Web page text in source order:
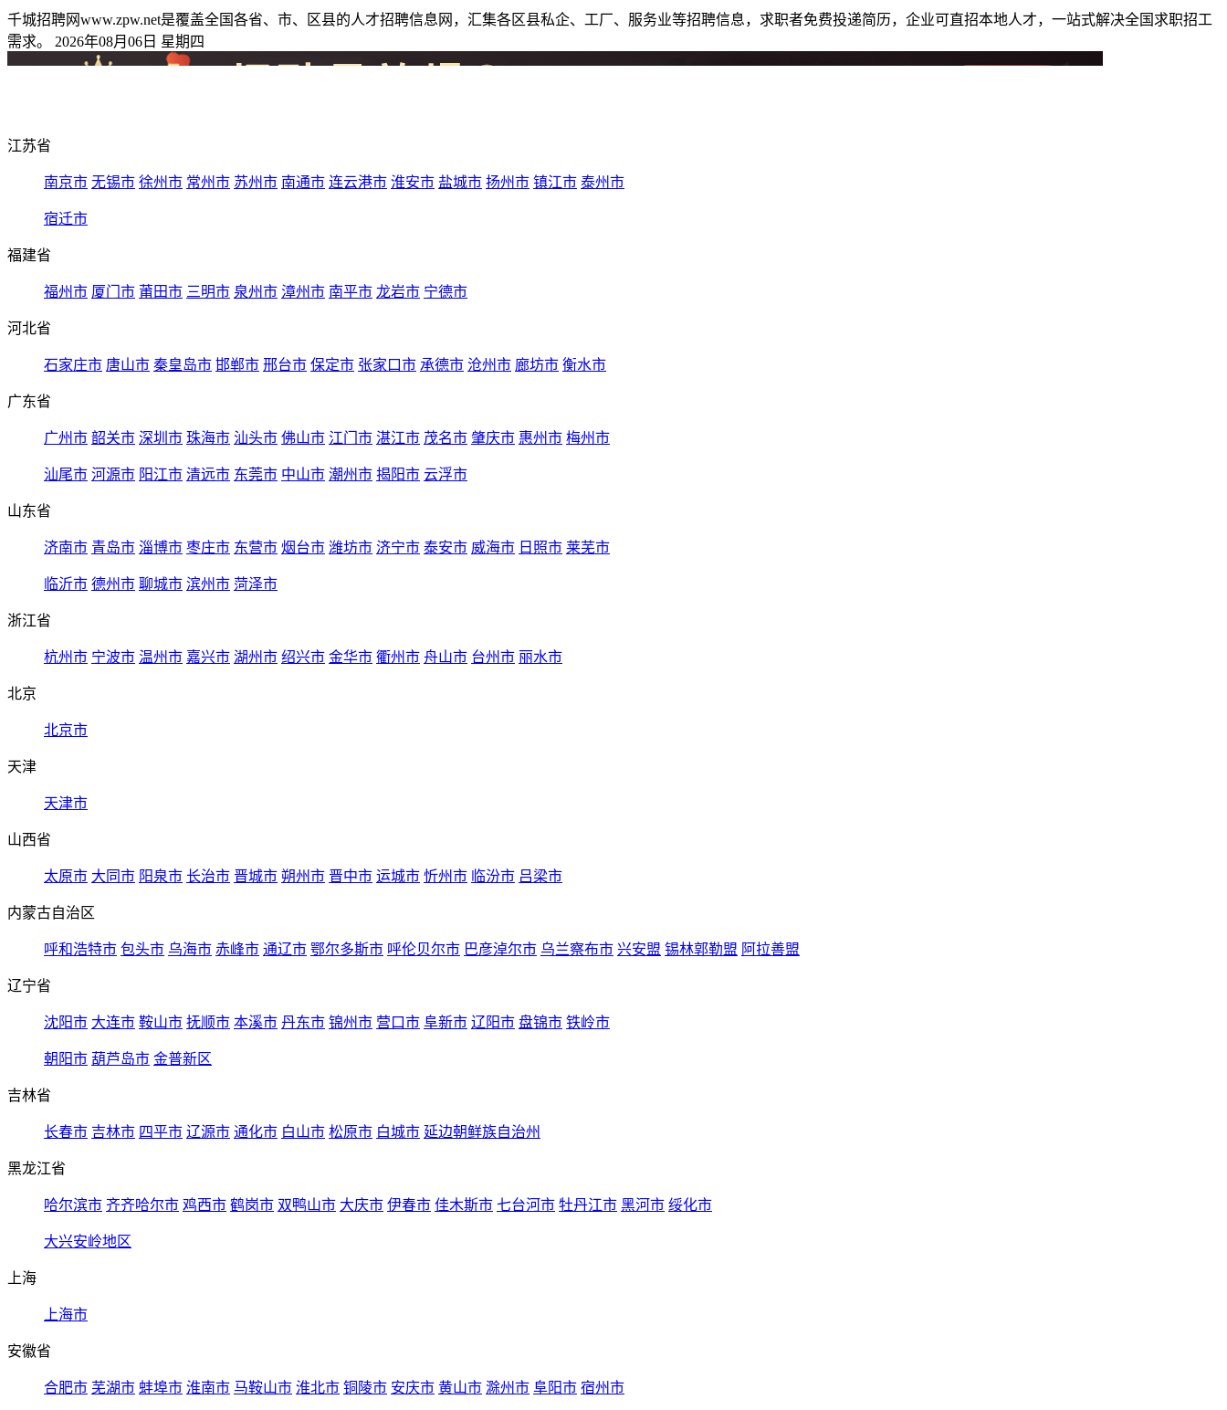
千城招聘网www.zpw.net是覆盖全国各省、市、区县的人才招聘信息网，汇集各区县私企、工厂、服务业等招聘信息，求职者免费投递简历，企业可直招本地人才，一站式解决全国求职招工
需求。 2026年08月06日 星期四
江苏省
南京市 无锡市 徐州市 常州市 苏州市 南通市 连云港市 淮安市 盐城市 扬州市 镇江市 泰州市
宿迁市
福建省
福州市 厦门市 莆田市 三明市 泉州市 漳州市 南平市 龙岩市 宁德市
河北省
石家庄市 唐山市 秦皇岛市 邯郸市 邢台市 保定市 张家口市 承德市 沧州市 廊坊市 衡水市
广东省
广州市 韶关市 深圳市 珠海市 汕头市 佛山市 江门市 湛江市 茂名市 肇庆市 惠州市 梅州市
汕尾市 河源市 阳江市 清远市 东莞市 中山市 潮州市 揭阳市 云浮市
山东省
济南市 青岛市 淄博市 枣庄市 东营市 烟台市 潍坊市 济宁市 泰安市 威海市 日照市 莱芜市
临沂市 德州市 聊城市 滨州市 菏泽市
浙江省
杭州市 宁波市 温州市 嘉兴市 湖州市 绍兴市 金华市 衢州市 舟山市 台州市 丽水市
北京
北京市
天津
天津市
山西省
太原市 大同市 阳泉市 长治市 晋城市 朔州市 晋中市 运城市 忻州市 临汾市 吕梁市
内蒙古自治区
呼和浩特市 包头市 乌海市 赤峰市 通辽市 鄂尔多斯市 呼伦贝尔市 巴彦淖尔市 乌兰察布市 兴安盟 锡林郭勒盟 阿拉善盟
辽宁省
沈阳市 大连市 鞍山市 抚顺市 本溪市 丹东市 锦州市 营口市 阜新市 辽阳市 盘锦市 铁岭市
朝阳市 葫芦岛市 金普新区
吉林省
长春市 吉林市 四平市 辽源市 通化市 白山市 松原市 白城市 延边朝鲜族自治州
黑龙江省
哈尔滨市 齐齐哈尔市 鸡西市 鹤岗市 双鸭山市 大庆市 伊春市 佳木斯市 七台河市 牡丹江市 黑河市 绥化市
大兴安岭地区
上海
上海市
安徽省
合肥市 芜湖市 蚌埠市 淮南市 马鞍山市 淮北市 铜陵市 安庆市 黄山市 滁州市 阜阳市 宿州市